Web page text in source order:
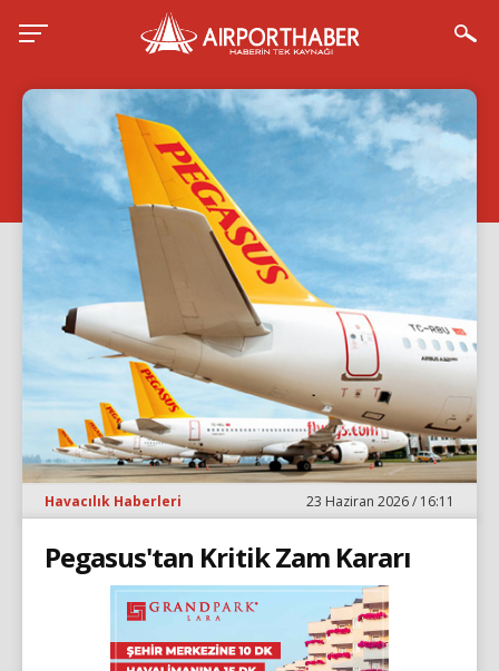
Havacılık Haberleri 23 Haziran 2026 / 16:11
Pegasus'tan Kritik Zam Kararı